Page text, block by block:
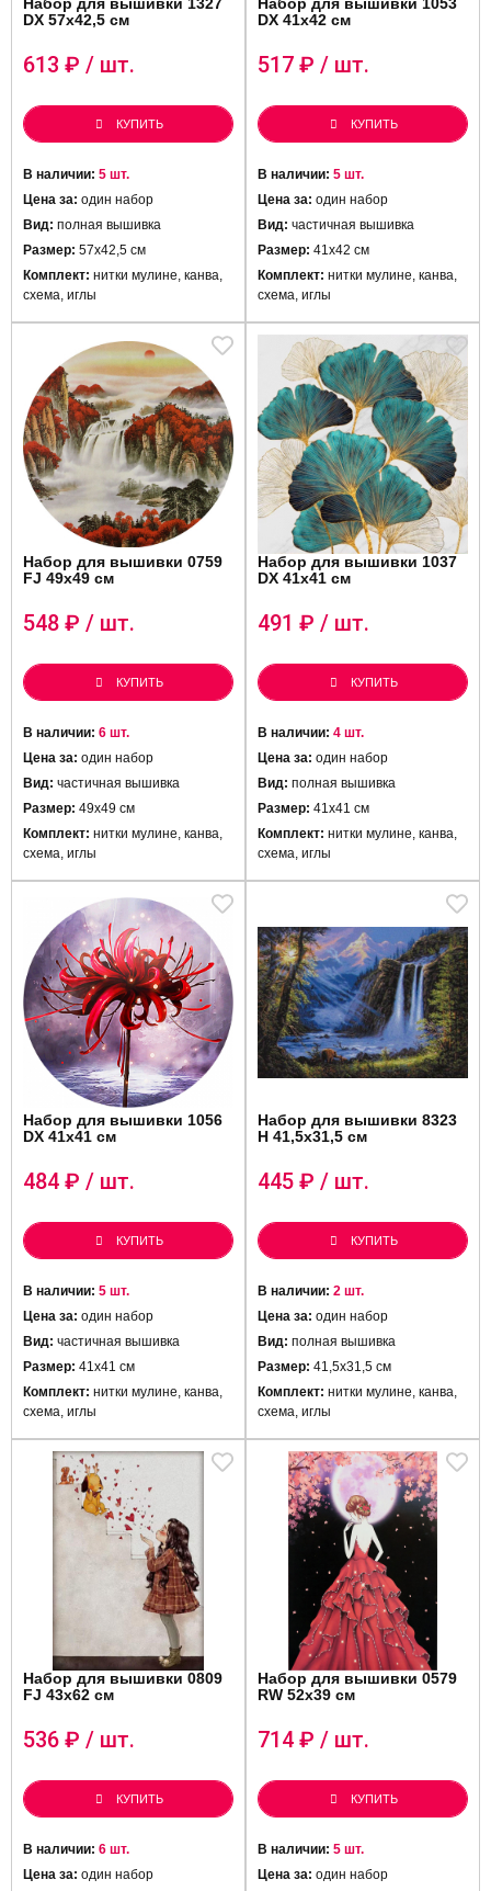
DX 57х42,5 см
613 ₽ / шт.
КУПИТЬ
В наличии: 5 шт.
Цена за: один набор
Вид: полная вышивка
Размер: 57х42,5 см
Комплект: нитки мулине, канва,
схема, иглы
DX 41х42 см
517 ₽ / шт.
КУПИТЬ
В наличии: 5 шт.
Цена за: один набор
Вид: частичная вышивка
Размер: 41х42 см
Комплект: нитки мулине, канва,
схема, иглы
Набор для вышивки 0759
FJ 49х49 см
548 ₽ / шт.
КУПИТЬ
В наличии: 6 шт.
Цена за: один набор
Вид: частичная вышивка
Размер: 49х49 см
Комплект: нитки мулине, канва,
схема, иглы
Набор для вышивки 1037
DX 41х41 см
491 ₽ / шт.
КУПИТЬ
В наличии: 4 шт.
Цена за: один набор
Вид: полная вышивка
Размер: 41х41 см
Комплект: нитки мулине, канва,
схема, иглы
Набор для вышивки 1056
DX 41х41 см
484 ₽ / шт.
КУПИТЬ
В наличии: 5 шт.
Цена за: один набор
Вид: частичная вышивка
Размер: 41х41 см
Комплект: нитки мулине, канва,
схема, иглы
Набор для вышивки 8323
H 41,5х31,5 см
445 ₽ / шт.
КУПИТЬ
В наличии: 2 шт.
Цена за: один набор
Вид: полная вышивка
Размер: 41,5х31,5 см
Комплект: нитки мулине, канва,
схема, иглы
Набор для вышивки 0809
FJ 43х62 см
536 ₽ / шт.
КУПИТЬ
В наличии: 6 шт.
Цена за: один набор
Набор для вышивки 0579
RW 52х39 см
714 ₽ / шт.
КУПИТЬ
В наличии: 5 шт.
Цена за: один набор